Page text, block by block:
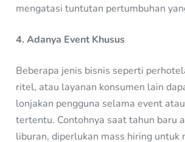
mengatasi tuntutan pertumbuhan
4. Adanya Event Khusus
Beberapa jenis bisnis seperti
ritel, atau layanan konsumen lain
lonjakan pengguna selama event
tertentu. Contohnya saat tahun baru
liburan, diperlukan mass hiring untuk